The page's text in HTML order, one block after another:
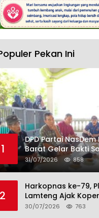
Pekan Ini
1
DPD Partai NasDem
Barat Gelar Bakti
31/07/2026 858
2
Harkopnas ke-79,
Lamteng Ajak
Motor Penggerak
30/07/2026 763